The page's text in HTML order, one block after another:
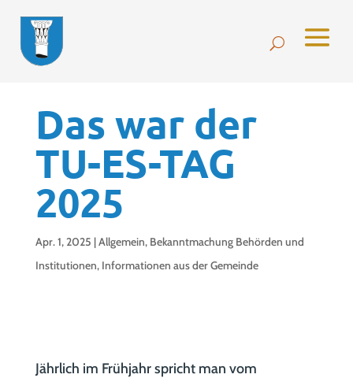
Das war der
TU-ES-TAG
2025
Apr. 1, 2025 |Allgemein, Bekanntmachung Behörden und
Institutionen, Informationen aus der Gemeinde
Jährlich im Frühjahr spricht man vom